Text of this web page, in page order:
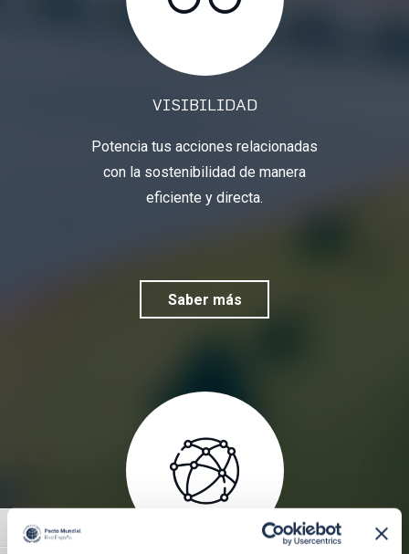
Alternar alto contraste
VISIBILIDAD
Potencia tus acciones relacionadas
con la sostenibilidad de manera
eficiente y directa.
Saber más